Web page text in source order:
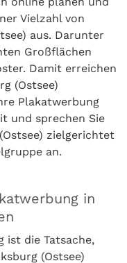
Vielzahl von
aus. Darunter
Großflächen
Damit erreichen
(Ostsee)
Plakatwerbung
und sprechen Sie
zielgerichtet
an.
in
ist die Tatsache,
(Ostsee)